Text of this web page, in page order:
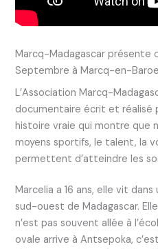
Marcq-Madagascar présente
Septembre à Marcq-en-
L’Association Marcq-
documentaire écrit et réalisé
histoire vraie qui montre que
moyens sportifs, le talent, la
permettent d’atteindre les
Marcelia a 16 ans, elle vit
sud-ouest de Madagascar.
n’est pas souvent allée à
ovale arrive à Antsepoka,